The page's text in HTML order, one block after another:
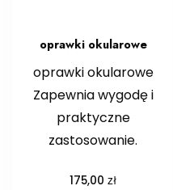
oprawki okularowe
oprawki okularowe
Zapewnia wygodę i
praktyczne
zastosowanie.
175,00zł